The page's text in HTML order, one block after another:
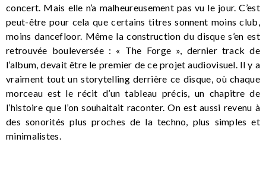
concert. Mais elle n’a malheureusement pas vu le jour. C’est
peut-être pour cela que certains titres sonnent moins club,
moins dancefloor. Même la construction du disque s’en est
retrouvée bouleversée : « The Forge », dernier track de
l’album, devait être le premier de ce projet audiovisuel. Il y a
vraiment tout un storytelling derrière ce disque, où chaque
morceau est le récit d’un tableau précis, un chapitre de
l’histoire que l’on souhaitait raconter. On est aussi revenu à
des sonorités plus proches de la techno, plus simples et
minimalistes.